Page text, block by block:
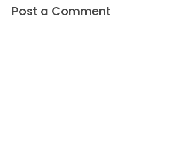
Post a Comment